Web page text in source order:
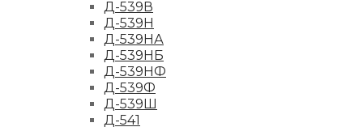
Д-539В
Д-539Н
Д-539НА
Д-539НБ
Д-539НФ
Д-539Ф
Д-539Ш
Д-541